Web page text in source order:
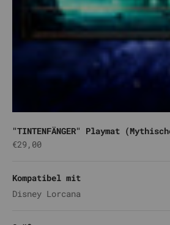
"TINTENFÄNGER" Playmat
Angebot
€29,00
Kompatibel mit
Disney Lorcana